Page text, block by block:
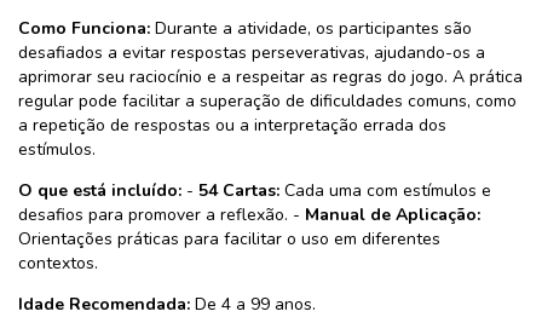
Como Funciona: Durante a atividade, os participantes são
desafiados a evitar respostas perseverativas, ajudando-os a
aprimorar seu raciocínio e a respeitar as regras do jogo. A prática
regular pode facilitar a superação de dificuldades comuns, como
a repetição de respostas ou a interpretação errada dos
estímulos.
O que está incluído: - 54 Cartas: Cada uma com estímulos e
desafios para promover a reflexão. - Manual de Aplicação:
Orientações práticas para facilitar o uso em diferentes
contextos.
Idade Recomendada: De 4 a 99 anos.